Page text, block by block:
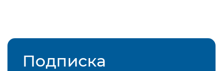
Подписка